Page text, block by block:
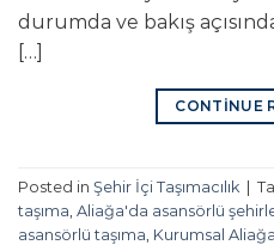
durumda ve bakış
[…]
CONTINUE
Posted in Şehir İçi Taşımacılık
taşıma Aliağa'da asansörlü
asansörlü taşıma Kurumsal